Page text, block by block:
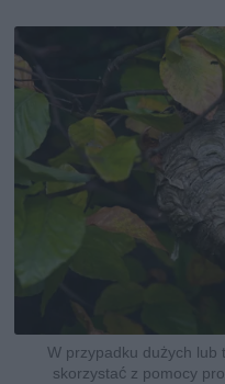
W przypadku dużych lub
skorzystać z pomocy